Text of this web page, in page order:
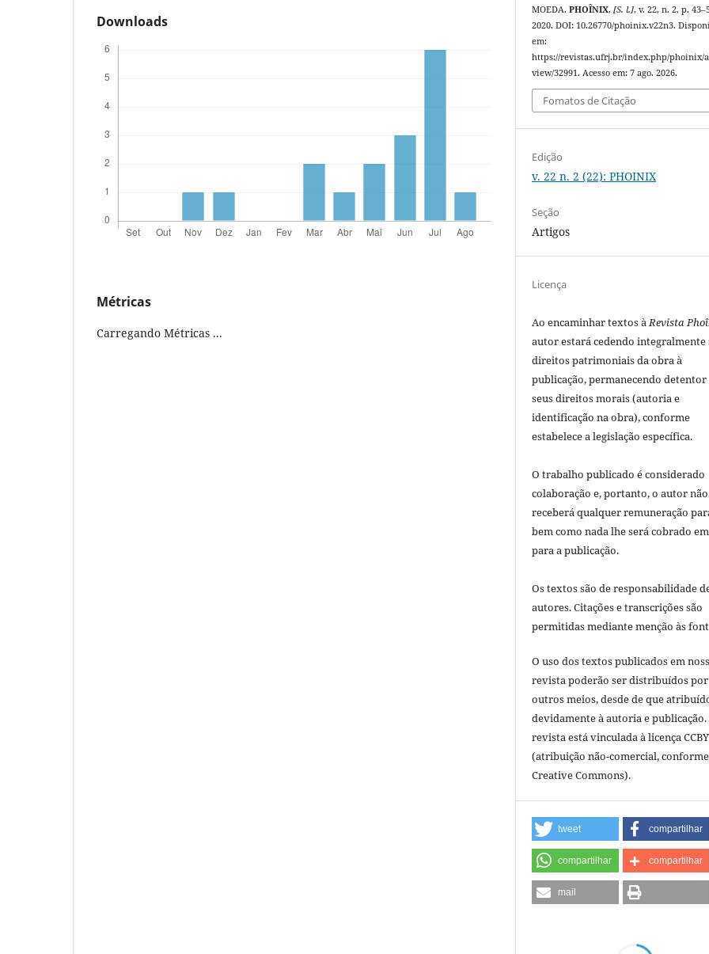
Downloads
Métricas
Carregando Métricas ...
MOEDA.PHOÎNIX,[S. l.], v. 22, n. 2, p.
2020. DOI: 10.26770/phoinix.v22n3.
em:
https://revistas.ufrj.br/index.php/phoinix/
view/32991. Acesso em: 7 ago. 2026.
Fomatos de Citação
Edição
v. 22 n. 2 (22): PHOINIX
Seção
Artigos
Licença
Ao encaminhar textos à Revista
autor estará cedendo integralmente
direitos patrimoniais da obra à
publicação, permanecendo detentor
seus direitos morais (autoria e
identificação na obra), conforme
estabelece a legislação especí­fica.
O trabalho publicado é considerado
colaboração e, portanto, o autor não
receberá qualquer remuneração
bem como nada lhe será cobrado
para a publicação.
Os textos são de responsabilidade
autores. Citações e transcrições são
permitidas mediante menção às
O uso dos textos publicados em
revista poderão ser distribuídos por
outros meios, desde de que
devidamente à autoria e publicação.
revista está vinculada à licença
(atribuição não-comercial,
Creative Commons).
tweet compartilhar
compartilhar compartilhar
mail